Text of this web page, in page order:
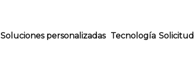
Soluciones personalizadas Tecnología Solicitud